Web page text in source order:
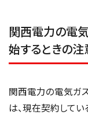
関西電力の電気
始するときの
関西電力の電気ガス
は、現在契約して